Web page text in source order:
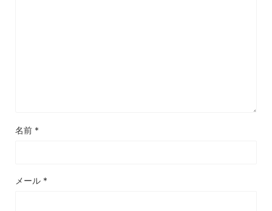
名前 *
メール *